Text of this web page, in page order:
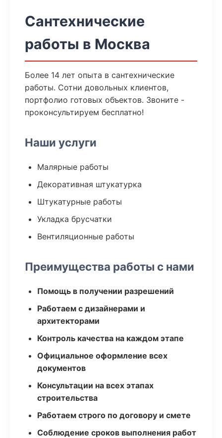
Сантехнические
работы в Москва
Более 14 лет опыта в сантехнические
работы. Сотни довольных клиентов,
портфолио готовых объектов. Звоните -
проконсультируем бесплатно!
Наши услуги
Малярные работы
Декоративная штукатурка
Штукатурные работы
Укладка брусчатки
Вентиляционные работы
Преимущества работы с нами
Помощь в получении разрешений
Работаем с дизайнерами и
архитекторами
Контроль качества на каждом этапе
Официальное оформление всех
документов
Консультации на всех этапах
строительства
Работаем строго по договору и смете
Соблюдение сроков выполнения работ